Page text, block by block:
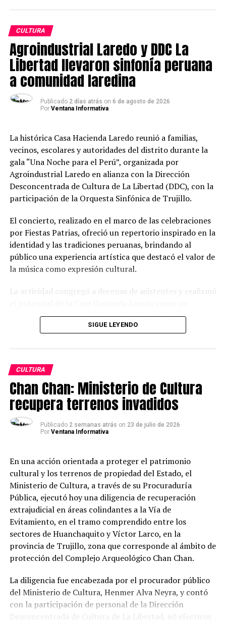
Mons. Miguel Cabrejos testimonia públicamente su
gratitud a las instituciones, empresas, parroquias,
congregaciones religiosas, universidades, colegios y a
toda la feligresía por su valioso apoyo y su activa
participación en el Corpus Christi 2022.
SIGUIENTE POST
Trujillo vibró en inolvidable concierto de Wisin & Yandel
ANTERIOR POST
JetSMART realiza primer vuelo que conecta Trujillo y
Arequipa sin pasar por Lima
CULTURA
Agroindustrial Laredo y DDC La
Libertad llevaron sinfonía peruana
a comunidad laredina
Publicado 2 días atrás on 6 de agosto de 2026
Por Ventana Informativa
La histórica Casa Hacienda Laredo reunió a familias,
vecinos, escolares y autoridades del distrito durante la
gala “Una Noche para el Perú”, organizada por
Agroindustrial Laredo en alianza con la Dirección
Desconcentrada de Cultura de La Libertad (DDC), con la
participación de la Orquesta Sinfónica de Trujillo.
El concierto, realizado en el marco de las celebraciones
por Fiestas Patrias, ofreció un repertorio inspirado en la
identidad y las tradiciones peruanas, brindando al
público una experiencia artística que destacó el valor de
la música como expresión cultural.
La actividad congregó a decenas de asistentes y reafirmó
espacio abierto para el desarrollo de actividades
culturales que fortalecen el vínculo entre la comunidad
“Queremos que la Casa Hacienda sea un espacio vivo,
donde la comunidad pueda encontrarse, compartir y
disfrutar de experiencias que fortalezcan su identidad.
La acogida de este evento demuestra el interés de la
población por vivir la cultura y el arte”, señaló Luis
Fernando Piza, gerente general de Agroindustrial
Esta iniciativa forma parte del compromiso de
Agroindustrial Laredo por impulsar espacios de
integración y promover actividades que contribuyan al
fortalecimiento de la identidad cultural de la
comunidad.
SIGUE LEYENDO
CULTURA
Chan Chan: Ministerio de Cultura
recupera terrenos invadidos
Publicado 2 semanas atrás on 23 de julio de 2026
Por Ventana Informativa
En una acción orientada a proteger el patrimonio
cultural y los terrenos de propiedad del Estado, el
Ministerio de Cultura, a través de su Procuraduría
Pública, ejecutó hoy una diligencia de recuperación
extrajudicial en áreas colindantes a la Vía de
Evitamiento, en el tramo comprendido entre los
sectores de Huanchaquito y Víctor Larco, en la
provincia de Trujillo, zona que corresponde al ámbito de
protección del Complejo Arqueológico Chan Chan.
La diligencia fue encabezada por el procurador público
del Ministerio de Cultura, Henmer Alva Neyra, y contó
con la participación de personal de la Dirección
Desconcentrada de Cultura de La Libertad, 60 efectivos